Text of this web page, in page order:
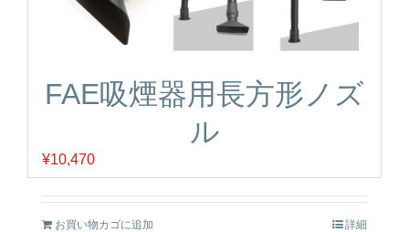
FAE吸煙器用長方形ノズ
ル
¥10,470
お買い物カゴに追加 詳細